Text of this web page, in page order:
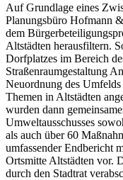
Auf Grundlage eines
Planungsbüro Hofmann
dem
Altstädten herausfiltern.
Dorfplatzes im Bereich
Straßenraumgestaltung
Neuordnung des
Themen in Altstädten
wurden dann
Umweltausschusses
als auch über 60
umfassender Endbericht
Ortsmitte Altstädten vor.
durch den Stadtrat